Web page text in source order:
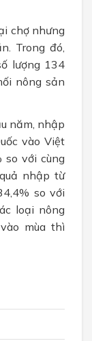
chợ nhưng
Trong đó,
lượng 134
nông sản
năm, nhập
vào Việt
so với cùng
nhập từ
so với
loại nông
mùa thì